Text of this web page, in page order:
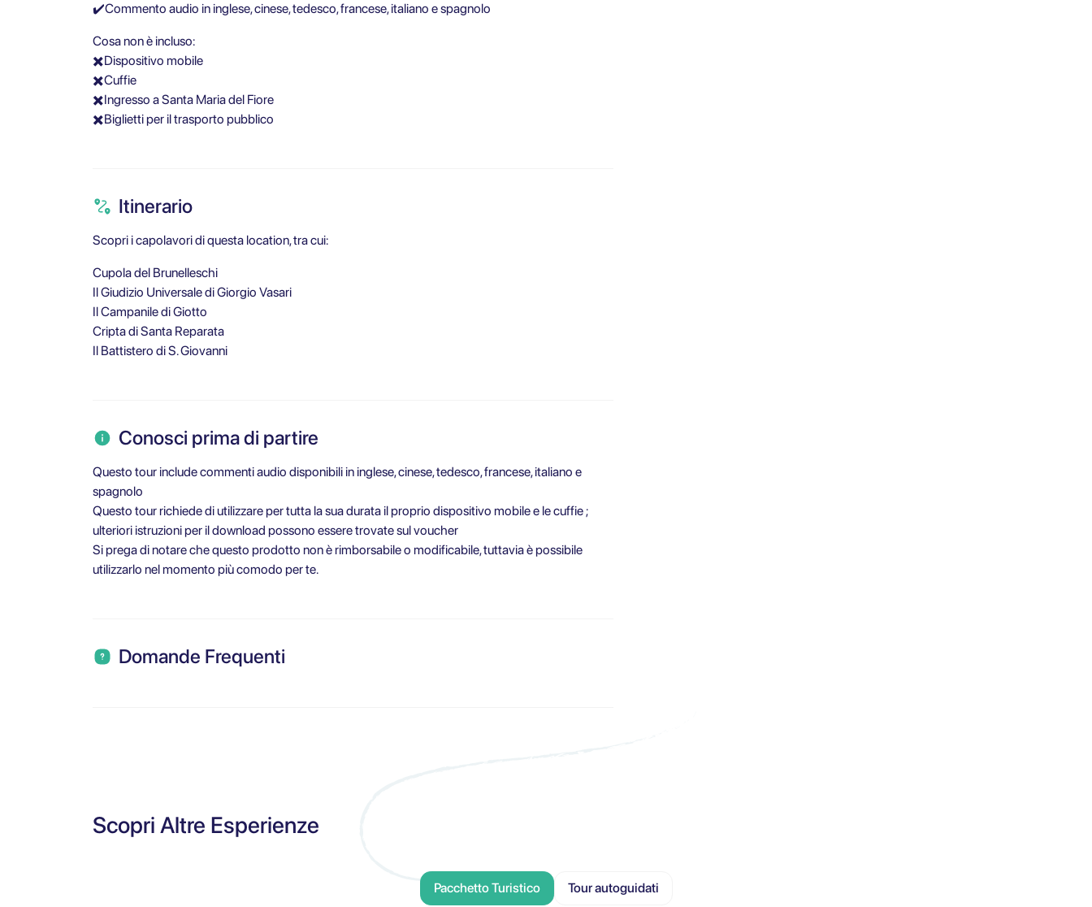
✔️Commento audio in inglese, cinese, tedesco, francese, italiano e spagnolo
Cosa non è incluso:
✖️Dispositivo mobile
✖️Cuffie
✖️Ingresso a Santa Maria del Fiore
✖️Biglietti per il trasporto pubblico
Itinerario
Scopri i capolavori di questa location, tra cui:
Cupola del Brunelleschi
Il Giudizio Universale di Giorgio Vasari
Il Campanile di Giotto
Cripta di Santa Reparata
Il Battistero di S. Giovanni
Conosci prima di partire
Questo tour include commenti audio disponibili in inglese, cinese, tedesco, francese, italiano e
spagnolo
Questo tour richiede di utilizzare per tutta la sua durata il proprio dispositivo mobile e le cuffie ;
ulteriori istruzioni per il download possono essere trovate sul voucher
Si prega di notare che questo prodotto non è rimborsabile o modificabile, tuttavia è possibile
utilizzarlo nel momento più comodo per te.
Domande Frequenti
Scopri Altre Esperienze
Pacchetto Turistico Tour autoguidati